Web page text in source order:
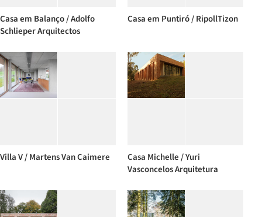
Casa em Balanço / Adolfo
Schlieper Arquitectos
Casa em Puntiró / RipollTizon
Villa V / Martens Van Caimere
Casa Michelle / Yuri
Vasconcelos Arquitetura